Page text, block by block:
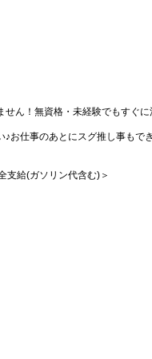
ん！無資格・未経験でもすぐ
♪お仕事のあとにスグ推し事もで
給(ガソリン代含む)＞